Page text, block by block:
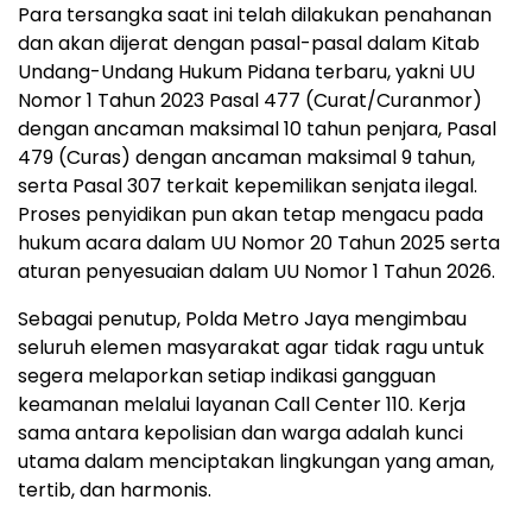
Para tersangka saat ini telah dilakukan penahanan
dan akan dijerat dengan pasal-pasal dalam Kitab
Undang-Undang Hukum Pidana terbaru, yakni UU
Nomor 1 Tahun 2023 Pasal 477 (Curat/Curanmor)
dengan ancaman maksimal 10 tahun penjara, Pasal
479 (Curas) dengan ancaman maksimal 9 tahun,
serta Pasal 307 terkait kepemilikan senjata ilegal.
Proses penyidikan pun akan tetap mengacu pada
hukum acara dalam UU Nomor 20 Tahun 2025 serta
aturan penyesuaian dalam UU Nomor 1 Tahun 2026.
Sebagai penutup, Polda Metro Jaya mengimbau
seluruh elemen masyarakat agar tidak ragu untuk
segera melaporkan setiap indikasi gangguan
keamanan melalui layanan Call Center 110. Kerja
sama antara kepolisian dan warga adalah kunci
utama dalam menciptakan lingkungan yang aman,
tertib, dan harmonis.